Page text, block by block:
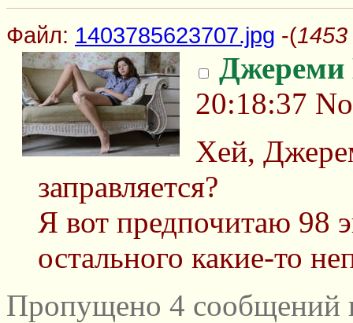
Файл: 1403785623707.jpg -(
Джереми
20:18:37
Хей,
заправляется?
Я вот предпочитаю 98
остального какие-то
Пропущено 4 сообщений